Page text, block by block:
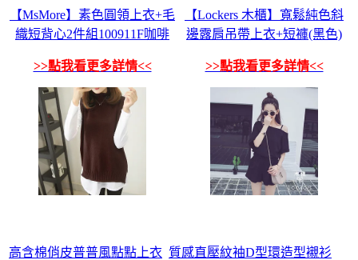
【MsMore】素色圓領上衣+毛
織短背心2件組100911F咖啡
>>點我看更多詳情<<
【Lockers 木櫃】寬鬆純色斜
邊露肩吊帶上衣+短褲(黑色)
>>點我看更多詳情<<
高含棉俏皮普普風點點上衣 質感直壓紋袖D型環造型襯衫